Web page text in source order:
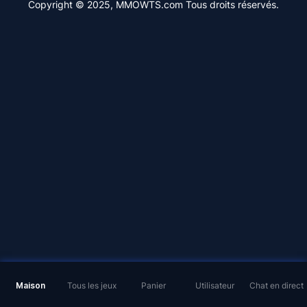
Maison Tous les jeux Panier Utilisateur Chat en direct
Copyright © 2025, MMOWTS.com Tous droits réservés.